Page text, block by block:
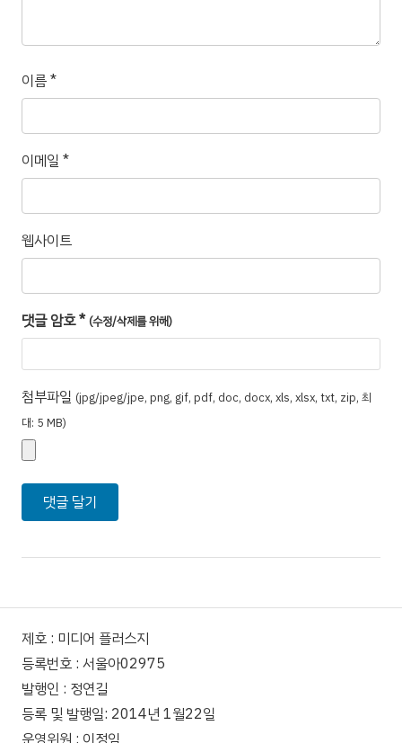
이름*
이메일 *
웹사이트
댓글 암호* (수정/삭제를 위해)
첨부파일 (jpg/jpeg/jpe, png, gif, pdf, doc, docx, xls, xlsx, txt, zip, 최
대: 5 MB)
제호 : 미디어 플러스지
등록번호 : 서울아02975
발행인 : 정연길
등록 및 발행일: 2014년 1월22일